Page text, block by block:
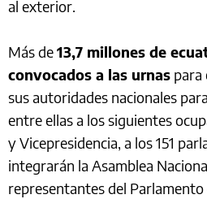
al exterior.
Más de13,7 millones de
convocados a las urnas para
sus autoridades nacionales
entre ellas a los siguientes
y Vicepresidencia, a los 151
integrarán la Asamblea
representantes del